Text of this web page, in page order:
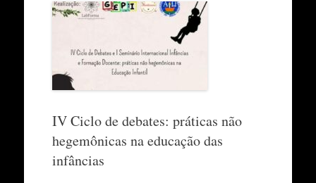
IV Ciclo de debates: práticas não
hegemônicas na educação das
infâncias